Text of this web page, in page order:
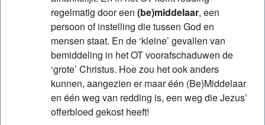
regelmatig door een (be)middelaar, een
persoon of instelling die tussen God en
mensen staat. En de ‘kleine’ gevallen van
bemiddeling in het OT voorafschaduwen de
‘grote’ Christus. Hoe zou het ook anders
kunnen, aangezien er maar één (Be)Middelaar
en één weg van redding is, een weg die Jezus’
offerbloed gekost heeft!